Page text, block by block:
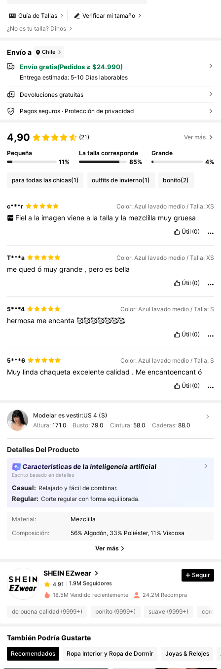
Verificar mi tamaño
Guía de Tallas
¿No es tu talla? Dinos
Envío a Chile
Envío gratis(Pedidos ≥ $24.990)
Entrega estimada: 5-10 Días laborables
Devoluciones gratuitas
Pagos seguros · Protección de privacidad
4,90 (21) Ver más
Pequeña
11%
La talla corresponde
85%
Grande
4%
para todas las chicas(1) outfits de invierno(1) bonito(2)
c***r Color: Azul lavado medio / Talla: XS
Fiel a la imagen viene a la talla y la mezclilla muy gruesa
Útil (0)
T***a Color: Azul lavado medio / Talla: XS
mequedó muygrande , peroes bella
Útil (0)
5***4 Color: Azul lavado medio / Talla: S
hermosa meencanta🥰🥰🥰🥰🥰🥰🥰
Útil (0)
5***6 Color: Azul lavado medio / Talla: S
Muy lindachaquetaexcelentecalidad . Meencantoencantó
Útil (0)
Modelar es vestir:US 4 (S)
Altura: 171.0 Busto:79.0 Cintura: 58.0 Caderas: 88.0
Detalles Del Producto
Características de la inteligencia artificial
Escrito basado en detalles
Casual: Relajado y fácil de combinar.
Regular: Corte regular con forma equilibrada.
Material:
Mezclilla
Composición:
56% Algodón, 33% Poliéster, 11% Viscosa
Ver más
SHEIN EZwear
1.9M Seguidores
1.9M Seguidores
j***h pagó Hace 1 día
4,91 1.9M Seguidores
4,91 1.9M Seguidores
Seguir
18.5M Vendido recientemente 24.2M Recompra
de buena calidad (9999+) bonito (9999+) suave (9999+) como
También Podría Gustarte
Recomendados Ropa Interior y Ropa de Dormir Joyas & Relojes